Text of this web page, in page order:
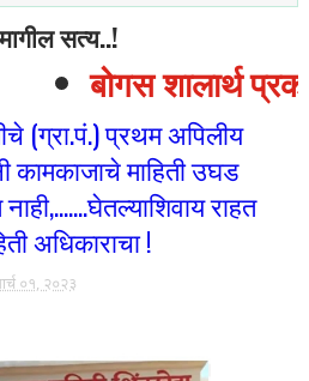
सत्य..!
बोगस शालार्थ
(ग्रा.पं.) प्रथम अपिलीय
कामकाजाचे माहिती उघड
राहत
अधिकाराचा !
०१, २०२३